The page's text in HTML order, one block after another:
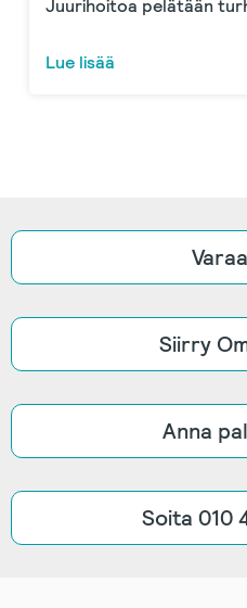
Juurihoitoa pelätään
Lue lisää
Siirry
Anna
Soita 010